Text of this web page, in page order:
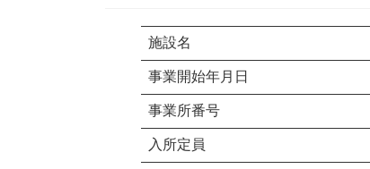
施設名
事業開始年月日
事業所番号
入所定員